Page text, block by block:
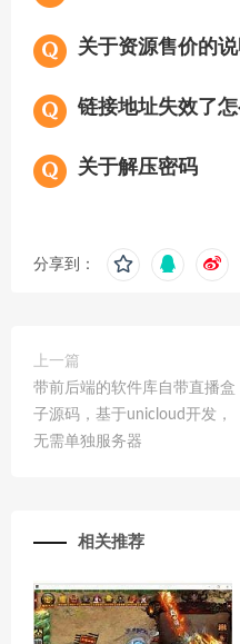
关于资源售价的说
链接地址失效了怎
关于解压密码
分享到：
上一篇
带前后端的软件库自带直播盒
子源码，基于unicloud开发，
无需单独服务器
相关推荐